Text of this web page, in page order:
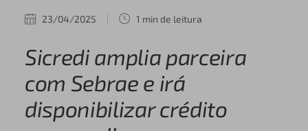
23/04/2025 1 min de leitura
Sicredi amplia parceira
com Sebrae e irá
disponibilizar crédito